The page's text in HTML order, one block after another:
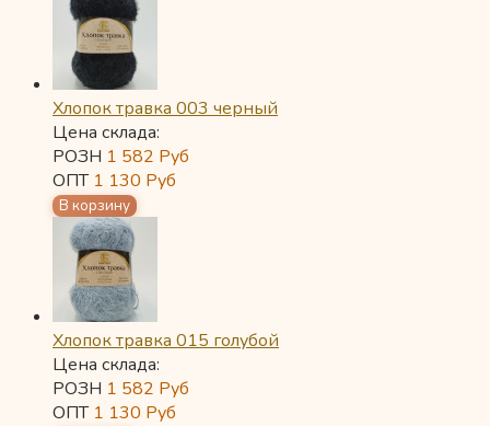
Хлопок травка 003 черный
Цена склада:
РОЗН 1 582 Руб
ОПТ 1 130 Руб
Хлопок травка 015 голубой
Цена склада:
РОЗН 1 582 Руб
ОПТ 1 130 Руб